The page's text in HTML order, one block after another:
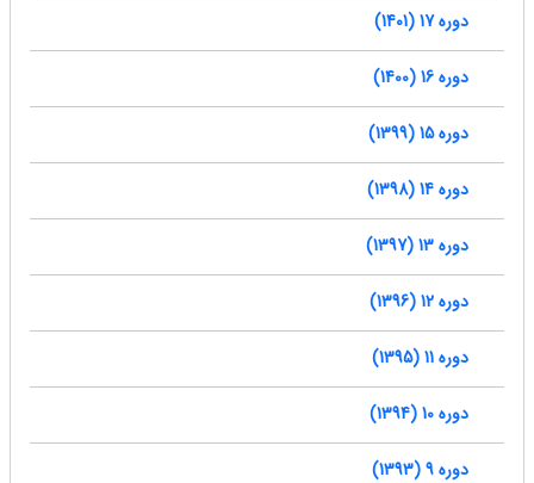
دوره 17 (1401)
دوره 16 (1400)
دوره 15 (1399)
دوره 14 (1398)
دوره 13 (1397)
دوره 12 (1396)
دوره 11 (1395)
دوره 10 (1394)
دوره 9 (1393)